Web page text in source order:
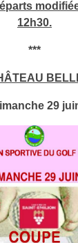
12h30.
***
29